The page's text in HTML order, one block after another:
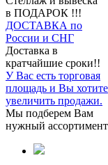
в ПОДАРОК !!!
ДОСТАВКА по
России и СНГ
Доставка в
кратчайшие сроки!!
У Вас есть торговая
площадь и Вы хотите
увеличить продажи.
Мы подберем Вам
нужный